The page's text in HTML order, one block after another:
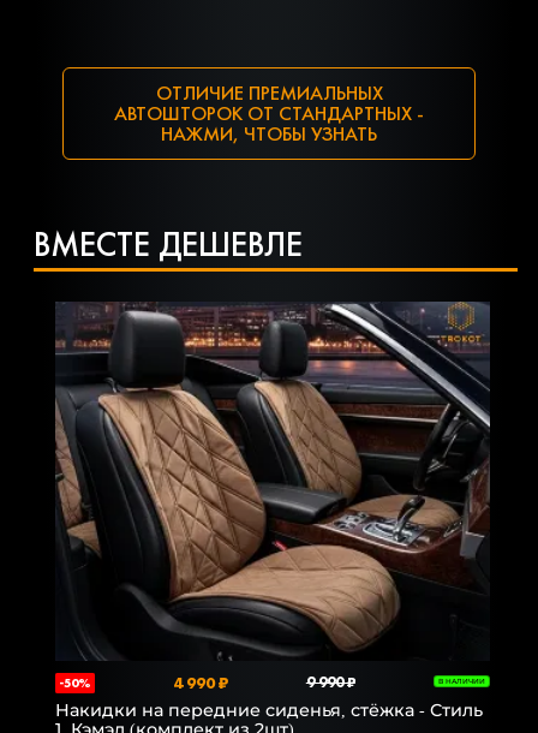
ОТЛИЧИЕ ПРЕМИАЛЬНЫХ
АВТОШТОРОК ОТ СТАНДАРТНЫХ -
НАЖМИ, ЧТОБЫ УЗНАТЬ
ВМЕСТЕ ДЕШЕВЛЕ
-50% 4 990 ₽ 9 990 ₽ В НАЛИЧИИ
Накидки на передние сиденья, стёжка - Стиль